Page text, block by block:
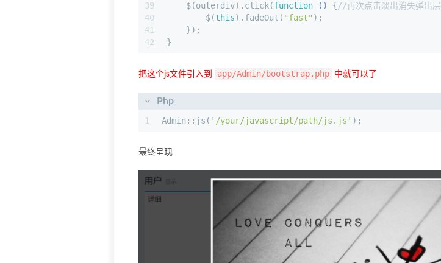
39
40
41
42
    $(outerdiv).click(
function ( ) {//再次点击淡出消失弹出层
        $(
this).fadeOut( "fast" );
    });
}
把这个js文件引入到 app/Admin/bootstrap.php 中就可以了
Php
1
Admin::js( '/your/javascript/path/js.js' );
最终呈现